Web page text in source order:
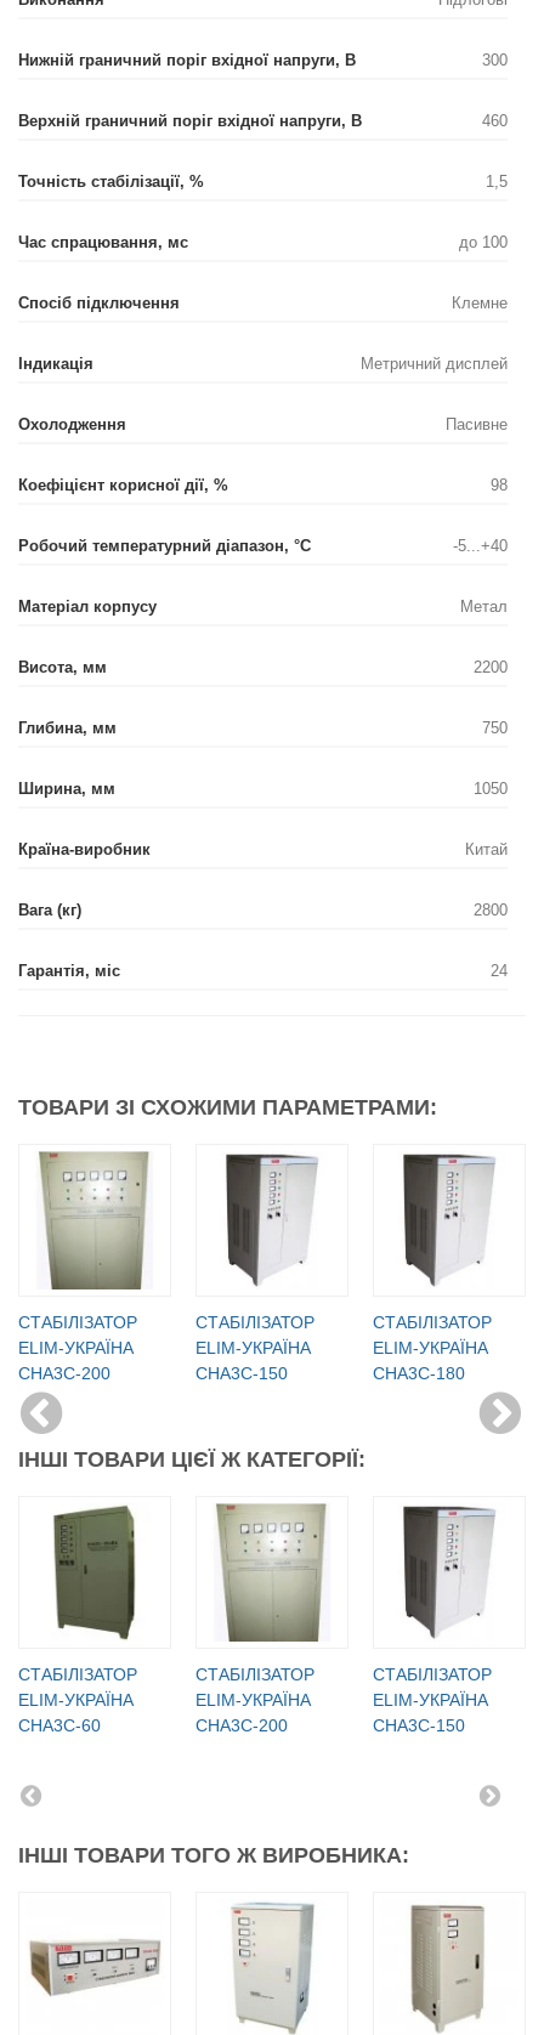
Нижній граничний поріг вхідної напруги, В 300
Верхній граничний поріг вхідної напруги, В 460
Точність стабілізації, % 1,5
Час спрацювання, мс до 100
Спосіб підключення Клемне
Індикація Метричний дисплей
Охолодження Пасивне
Коефіцієнт корисної дії, % 98
Робочий температурний діапазон, °С -5...+40
Матеріал корпусу Метал
Висота, мм 2200
Глибина, мм 750
Ширина, мм 1050
Країна-виробник Китай
Вага (кг) 2800
Гарантія, міс 24
ТОВАРИ ЗІ СХОЖИМИ ПАРАМЕТРАМИ:
СТАБІЛІЗАТОР
ELIM-УКРАЇНА
СНА3С-200
СТАБІЛІЗАТОР
ELIM-УКРАЇНА
СНА3С-150
СТАБІЛІЗАТОР
ELIM-УКРАЇНА
СНА3С-180
ІНШІ ТОВАРИ ЦІЄЇ Ж КАТЕГОРІЇ:
СТАБІЛІЗАТОР
ELIM-УКРАЇНА
СНА3С-60
СТАБІЛІЗАТОР
ELIM-УКРАЇНА
СНА3С-200
СТАБІЛІЗАТОР
ELIM-УКРАЇНА
СНА3С-150
ІНШІ ТОВАРИ ТОГО Ж ВИРОБНИКА: